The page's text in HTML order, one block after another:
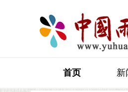
首页 新